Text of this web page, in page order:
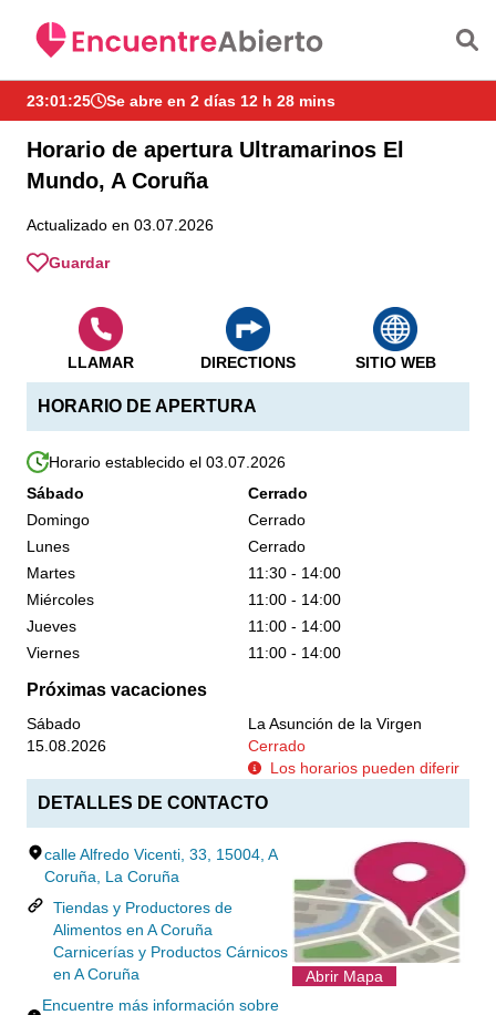
23:01:26 Se abre en 2 días 12 h 28 mins
Horario de apertura Ultramarinos El
Mundo, A Coruña
Actualizado en 03.07.2026
Guardar
HORARIO DE APERTURA
Horario establecido el 03.07.2026
Sábado
Cerrado
Domingo
Cerrado
Lunes
Cerrado
Martes
11:30 - 14:00
Miércoles
11:00 - 14:00
Jueves
11:00 - 14:00
Viernes
11:00 - 14:00
Próximas vacaciones
Sábado
La Asunción de la Virgen
15.08.2026
Cerrado
Los horarios pueden diferir
DETALLES DE CONTACTO
calle Alfredo Vicenti, 33, 15004, A
Coruña, La Coruña
Tiendas y Productores de
Alimentos en A Coruña
Carnicerías y Productos Cárnicos
en A Coruña
Encuentre más información sobre
Abrir Mapa
LLAMAR DIRECTIONS SITIO WEB